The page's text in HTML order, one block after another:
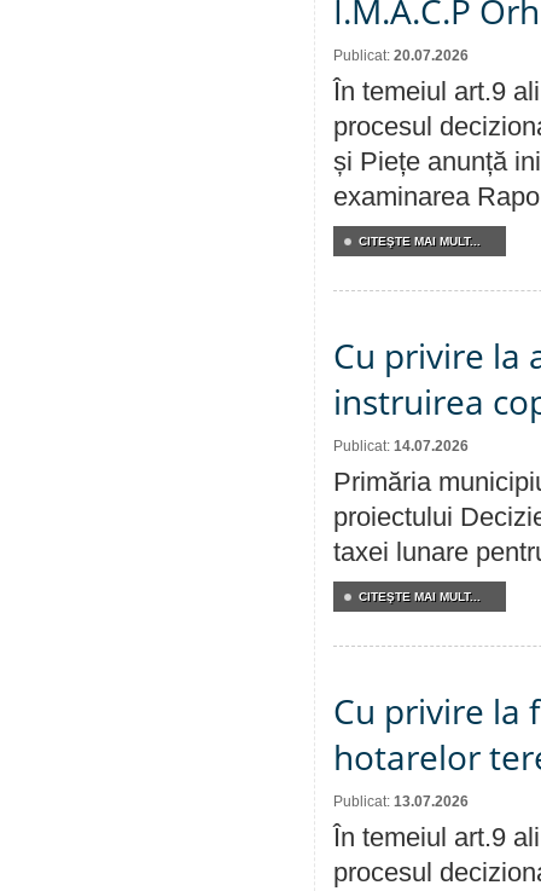
Î.M.A.C.P
Publicat: 20.07.2026
În temeiul art.9
procesul
și Piețe anunță
examinarea
CITEŞTE MAI MULT...
Cu privire la
instruirea
Publicat: 14.07.2026
Primăria
proiectului
taxei lunare
CITEŞTE MAI MULT...
Cu privire la
hotarelor
Publicat: 13.07.2026
În temeiul art.9
procesul